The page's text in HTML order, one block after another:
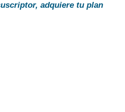
adquiere tu plan